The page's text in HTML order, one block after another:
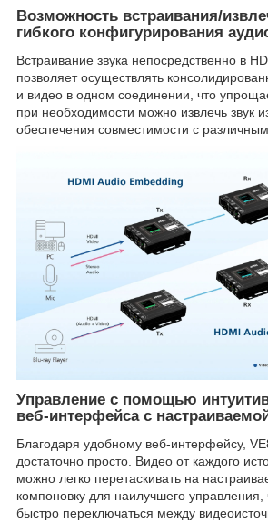
Возможность встраивания/
гибкого конфигурирования
Встраивание звука непосредственно в
позволяет осуществлять
и видео в одном соединении, что
при необходимости можно извлечь звук
обеспечения совместимости с
Управление с помощью
веб-интерфейса с
Благодаря удобному веб-интерфейсу,
достаточно просто. Видео от каждого
можно легко перетаскивать на
компоновку для наилучшего управления,
быстро переключаться между